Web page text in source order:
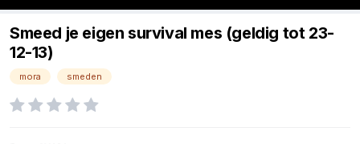
Smeed je eigen survival mes (geldig tot 23-
12-13)
mora smeden